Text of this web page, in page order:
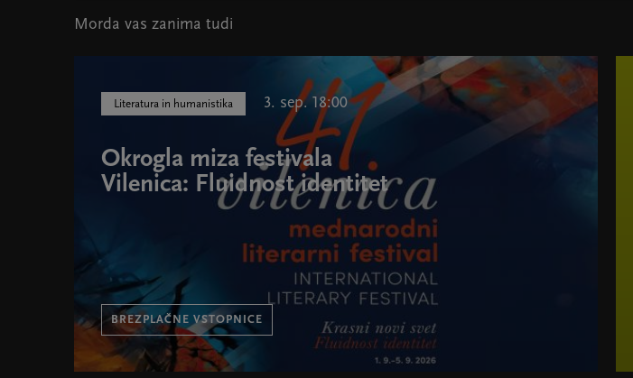
Morda vas zanima tudi
Literatura in humanistika 3. sep. 18:00
Okrogla miza festivala
Vilenica: Fluidnost identitet
BREZPLAČNE VSTOPNICE